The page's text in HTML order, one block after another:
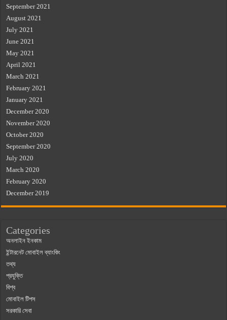
September 2021
August 2021
July 2021
June 2021
May 2021
April 2021
March 2021
February 2021
January 2021
December 2020
November 2020
October 2020
September 2020
July 2020
March 2020
February 2020
December 2019
Categories
অনলাইন ইনকাম
ইন্টারনেট মোবাইল ব্যাংকিং
তথ্য
প্রযুক্তি
বিশ্ব
মোবাইল টিপস
সরকারি সেবা